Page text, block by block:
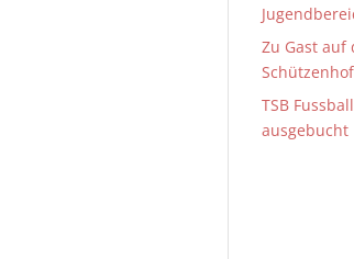
Zu Gast auf
Schützenhof
TSB
ausgebucht